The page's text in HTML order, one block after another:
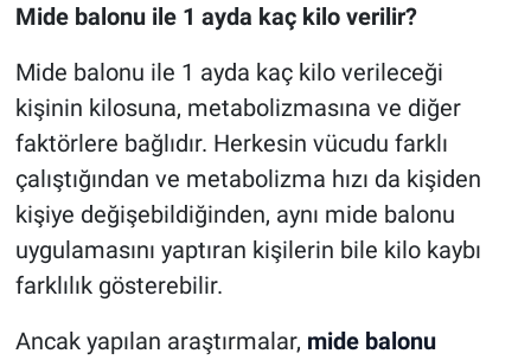
Mide balonu ile 1 ayda kaç kilo verilir?
Mide balonu ile 1 ayda kaç kilo verileceği
kişinin kilosuna, metabolizmasına ve diğer
faktörlere bağlıdır. Herkesin vücudu farklı
çalıştığından ve metabolizma hızı da kişiden
kişiye değişebildiğinden, aynı mide balonu
uygulamasını yaptıran kişilerin bile kilo kaybı
farklılık gösterebilir.
Ancak yapılan araştırmalar, mide balonu